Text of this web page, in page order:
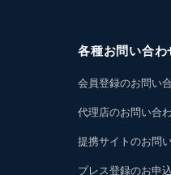
各種お問い合わ
会員登録のお問い
代理店のお問い合
提携サイトのお問
プレス登録のお申